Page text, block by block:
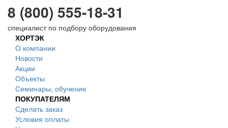
8 (800) 555-18-31
специалист по подбору оборудования
ХОРТЭК
О компании
Новости
Акции
Объекты
Семинары, обучение
ПОКУПАТЕЛЯМ
Сделать заказ
Условия оплаты